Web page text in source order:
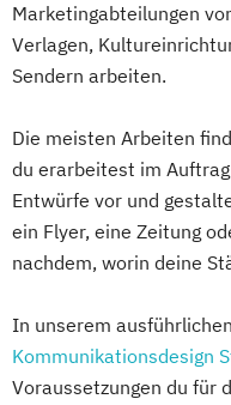
Marketingabteilungen
Verlagen,
Sendern arbeiten.
Die meisten Arbeiten
du erarbeitest im
Entwürfe vor und
ein Flyer, eine Zeitung
nachdem, worin deine
In unserem
Kommunikationsdesign
Voraussetzungen du für